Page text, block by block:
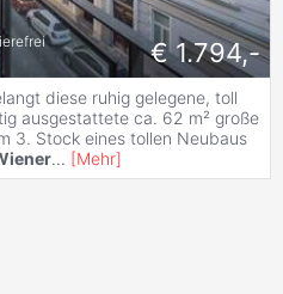
€ 1.794,-
diese ruhig gelegene, toll
ausgestattete ca. 62 m² große
3. Stock eines tollen Neubaus
... [Mehr]